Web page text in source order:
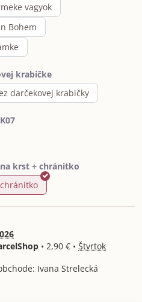
vagyok
Bohem
darčekovej krabičky
• 2,90 € • Štvrtok
Ivana Strelecká